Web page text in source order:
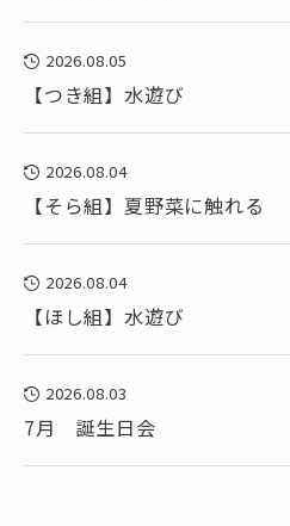
2026.08.05
【つき組】水遊び
2026.08.04
【そら組】夏野菜に触れる
2026.08.04
【ほし組】水遊び
2026.08.03
7月 誕生日会